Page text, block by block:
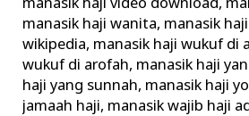
manasik haji video download,
manasik haji wanita, manasik
wikipedia, manasik haji wukuf di
wukuf di arofah, manasik haji
haji yang sunnah, manasik haji
jamaah haji, manasik wajib haji